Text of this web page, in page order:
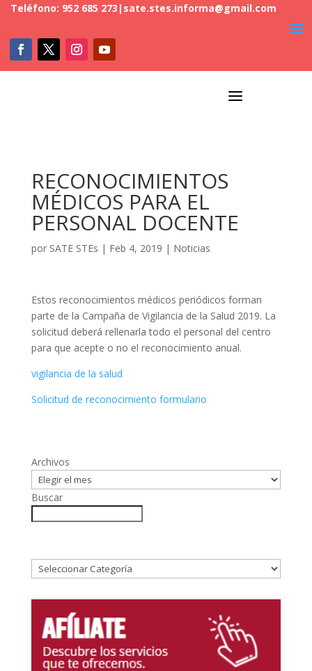
Teléfono: 952 685 273 | sate.stes.informa@gmail.com
a
RECONOCIMIENTOS
MÉDICOS PARA EL
PERSONAL DOCENTE
por SATE STEs | Feb 4, 2019 | Noticias
Estos reconocimientos médicos periódicos forman
parte de la Campaña de Vigilancia de la Salud 2019. La
solicitud deberá rellenarla todo el personal del centro
para que acepte o no el reconocimiento anual.
vigilancia de la salud
Solicitud de reconocimiento formulario
Archivos
Buscar